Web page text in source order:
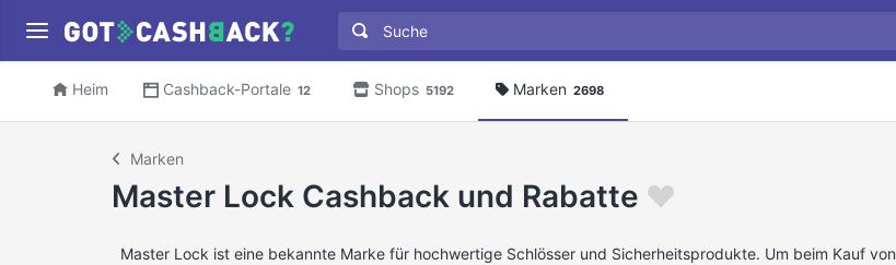
Heim Cashback-Portale 12 Shops 5192 Marken 2698
Marken
Master Lock Cashback und Rabatte
Master Lock ist eine bekannte Marke für hochwertige Schlösser und Sicherheitsprodukte. Um beim Kauf von